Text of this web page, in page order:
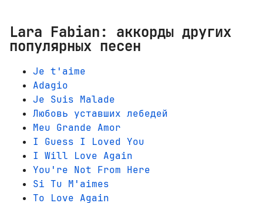
Lara Fabian: аккорды других
популярных песен
Je t'aime
Adagio
Je Suis Malade
Любовь уставших лебедей
Meu Grande Amor
I Guess I Loved You
I Will Love Again
You're Not From Here
Si Tu M'aimes
To Love Again